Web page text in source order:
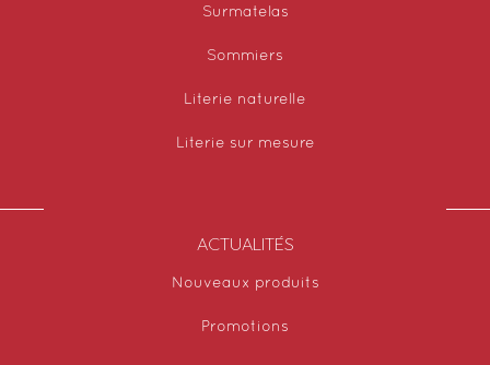
Surmatelas
Sommiers
Literie naturelle
Literie sur mesure
ACTUALITÉS
Nouveaux produits
Promotions